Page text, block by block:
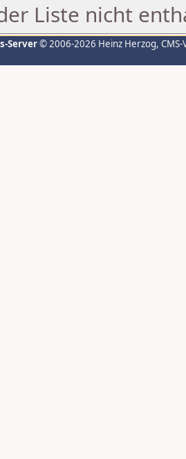
Liste nicht
Server© 2006-2026 Heinz Herzog,